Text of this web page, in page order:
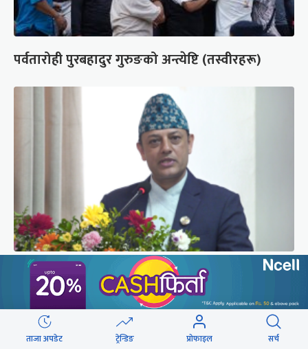
पर्वतारोही पुरबहादुर गुरुङको अन्त्येष्टि (तस्वीरहरू)
‘संसद्‍मा कालो चस्मा खोल्नू, बैठक चल्दा सेयर कारोबार
नगर्नू’
ताजा अपडेट ट्रेन्डिङ प्रोफाइल सर्च